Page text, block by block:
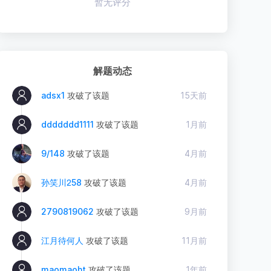
解题动态
adsx1 攻破了该题 15天前
ddddddd1111 攻破了该题 1月前
9/148 攻破了该题 4月前
孙笑川ᒿ58 攻破了该题 4月前
2790819062 攻破了该题 9月前
江月待何人 攻破了该题 11月前